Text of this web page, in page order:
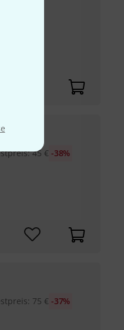
:45 € -38%
: 75 € -37%